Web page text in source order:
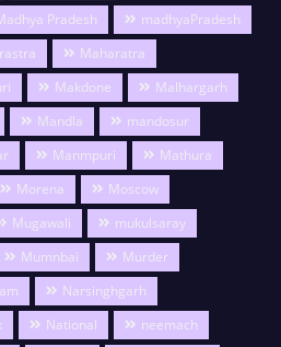
Pradesh
madhyaPradesh
Maharatra
Makdone
Malhargarh
Mandla
mandosur
Manmpuri
Mathura
Morena
Moscow
Mugawali
mukulsaray
Mumnbai
Murder
Narsinghgarh
National
neemach